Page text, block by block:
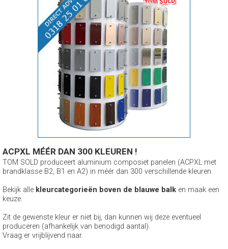
ACPXL MÉÉR DAN 300 KLEUREN !
TOM SOLD produceert aluminium composiet panelen (ACPXL met
brandklasse B2, B1 en A2) in méér dan 300 verschillende kleuren.
Bekijk alle kleurcategorieën boven de blauwe balk en maak een
keuze.
Zit de gewenste kleur er niet bij, dan kunnen wij deze eventueel
produceren (afhankelijk van benodigd aantal).
Vraag er vrijblijvend naar.